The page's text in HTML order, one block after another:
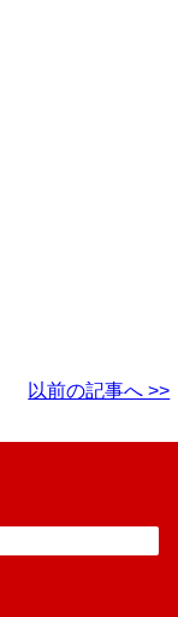
以前の記事へ >>